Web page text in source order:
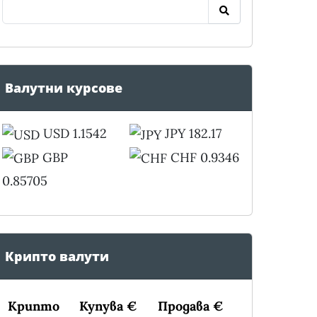
Валутни курсове
USD 1.1542
GBP
0.85705
JPY 182.17
CHF 0.9346
Крипто валути
Крипто Купува € Продава €